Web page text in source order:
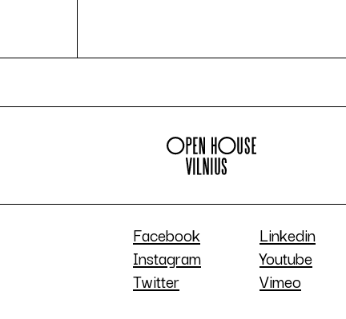
Facebook
Instagram
Twitter
Linkedin
Youtube
Vimeo